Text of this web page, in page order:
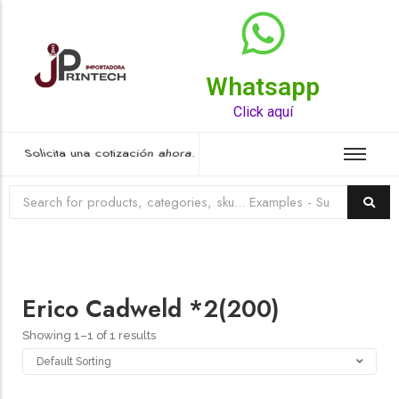
Whatsapp
Click aquí
Solicita una cotización ahora.
Top Rated Product
Erico Cadweld *2(200)
Showing 1–1 of 1 results